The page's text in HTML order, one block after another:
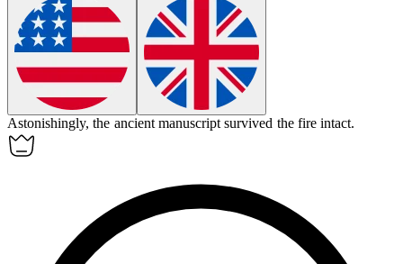
Astonishingly, the ancient manuscript survived the fire intact.